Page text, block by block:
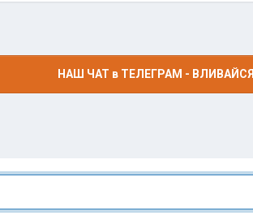
НАШ ЧАТ в ТЕЛЕГРАМ - ВЛИВАЙСЯ